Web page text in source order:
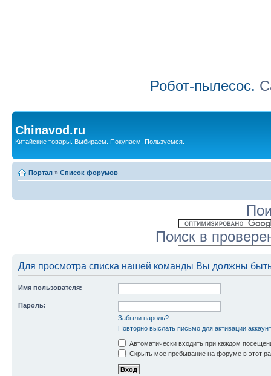
Робот-пылесос.
Chinavod.ru
Китайские товары. Выбираем. Покупаем. Пользуемся.
Портал » Список форумов
Поиск в
Для просмотра списка нашей команды Вы должны
Имя пользователя:
Пароль:
Забыли пароль?
Повторно выслать письмо для активации
Автоматически входить при каждом
Скрыть мое пребывание на форуме в этот